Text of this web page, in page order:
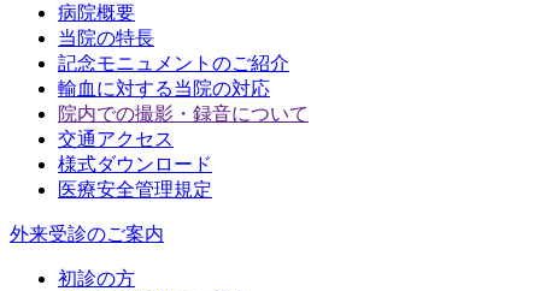
病院概要
当院の特長
記念モニュメントのご紹介
輸血に対する当院の対応
院内での撮影・録音について
交通アクセス
様式ダウンロード
医療安全管理規定
外来受診のご案内
初診の方